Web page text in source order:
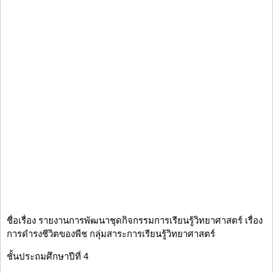
ชื่อเรื่อง รายงานการพัฒนาชุดกิจกรรมการเรียนรู้วิทยาศาสตร์ เรื่อง
การดำรงชีวิตของพืช กลุ่มสาระการเรียนรู้วิทยาศาสตร์
ชั้นประถมศึกษาปีที่ 4